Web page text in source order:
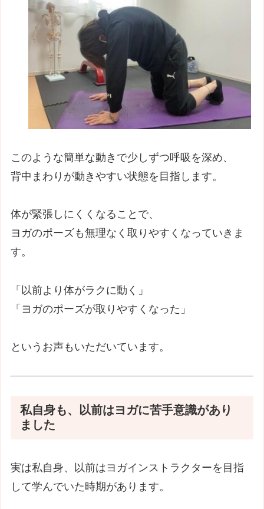
このような簡単な動きで少しずつ呼吸を深め、
背中まわりが動きやすい状態を目指します。
体が緊張しにくくなることで、
ヨガのポーズも無理なく取りやすくなっていきま
す。
「以前より体がラクに動く」
「ヨガのポーズが取りやすくなった」
というお声もいただいています。
私自身も、以前はヨガに苦手意識があり
ました
実は私自身、以前はヨガインストラクターを目指
して学んでいた時期があります。